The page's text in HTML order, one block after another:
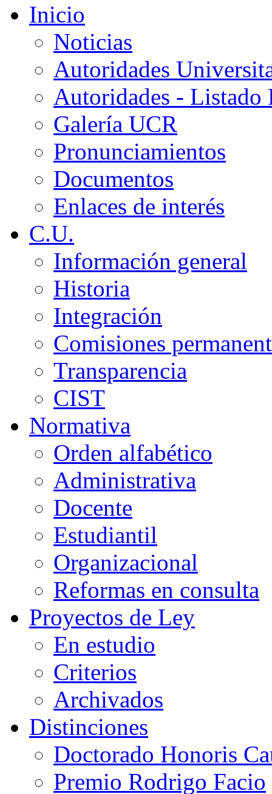
Inicio
Noticias
Autoridades
Autoridades - Listado
Galería UCR
Pronunciamientos
Documentos
Enlaces de interés
C.U.
Información general
Historia
Integración
Comisiones
Transparencia
CIST
Normativa
Orden alfabético
Administrativa
Docente
Estudiantil
Organizacional
Reformas en consulta
Proyectos de Ley
En estudio
Criterios
Archivados
Distinciones
Doctorado Honoris
Premio Rodrigo Facio